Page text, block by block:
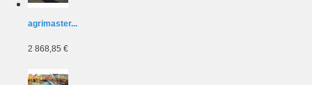
agrimaster...
2 868,85 €